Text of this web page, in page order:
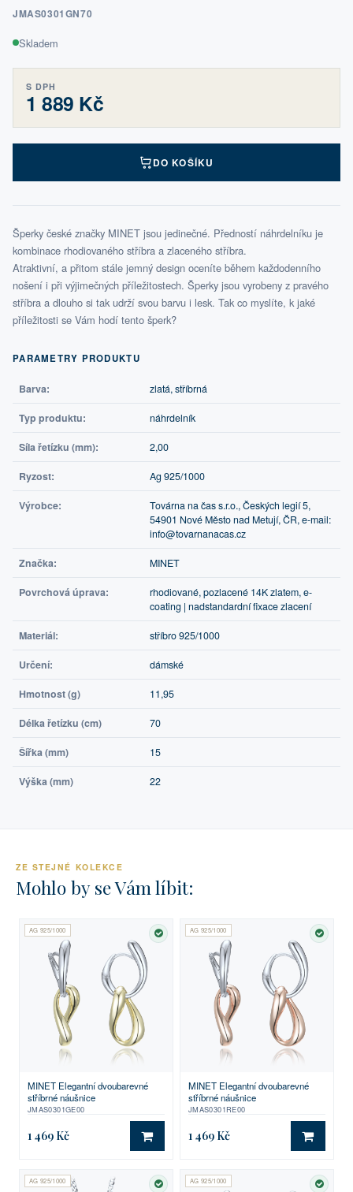
JMAS0301GN70
Skladem
S DPH
1 889 Kč
DO KOŠÍKU
Šperky české značky MINET jsou jedinečné. Předností náhrdelníku je
kombinace rhodiovaného stříbra a zlaceného stříbra.
Atraktivní, a přitom stále jemný design oceníte během každodenního
nošení i při výjimečných příležitostech. Šperky jsou vyrobeny z pravého
stříbra a dlouho si tak udrží svou barvu i lesk. Tak co myslíte, k jaké
příležitosti se Vám hodí tento šperk?
PARAMETRY PRODUKTU
Barva: zlatá, stříbrná
Typ produktu: náhrdelník
Síla řetízku (mm): 2,00
Ryzost: Ag 925/1000
Výrobce:
Továrna na čas s.r.o., Českých legií 5,
54901 Nové Město nad Metují, ČR, e-mail:
info@tovarnanacas.cz
Značka: MINET
Povrchová úprava:
rhodiované, pozlacené 14K zlatem, e-
coating | nadstandardní fixace zlacení
Materiál: stříbro 925/1000
Určení: dámské
Hmotnost (g) 11,95
Délka řetízku (cm) 70
Šířka (mm) 15
Výška (mm) 22
ZE STEJNÉ KOLEKCE
Mohlo by se Vám líbit:
AG 925/1000
SKLADEM
MINET Elegantní dvoubarevné
stříbrné náušnice
JMAS0301GE00
1 469 Kč DO KOŠÍKU
AG 925/1000
MINET Elegantní dvoubarevné
stříbrné náušnice
JMAS0301RE00
1 469 Kč DO
AG 925/1000 AG 925/1000